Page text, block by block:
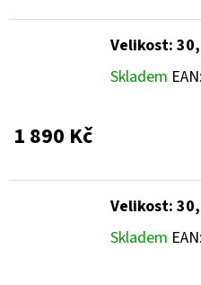
Velikost:
Skladem EAN:
1 890 Kč
Velikost:
Skladem EAN: